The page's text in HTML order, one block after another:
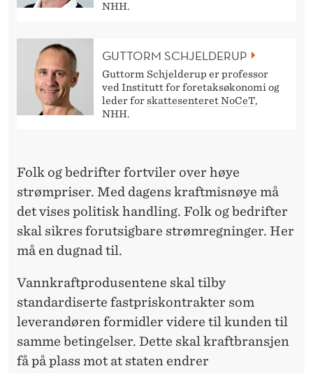
NHH.
GUTTORM SCHJELDERUP
Guttorm Schjelderup er professor
ved Institutt for foretaksøkonomi og
leder forskattesenteret NoCeT,
NHH.
Folk og bedrifter fortviler over høye
strømpriser. Med dagens kraftmisnøye må
det vises politisk handling. Folk og bedrifter
skal sikres forutsigbare strømregninger. Her
må en dugnad til.
Vannkraftprodusentene skal tilby
standardiserte fastpriskontrakter som
leverandøren formidler videre til kunden til
samme betingelser. Dette skal kraftbransjen
få på plass mot at staten endrer